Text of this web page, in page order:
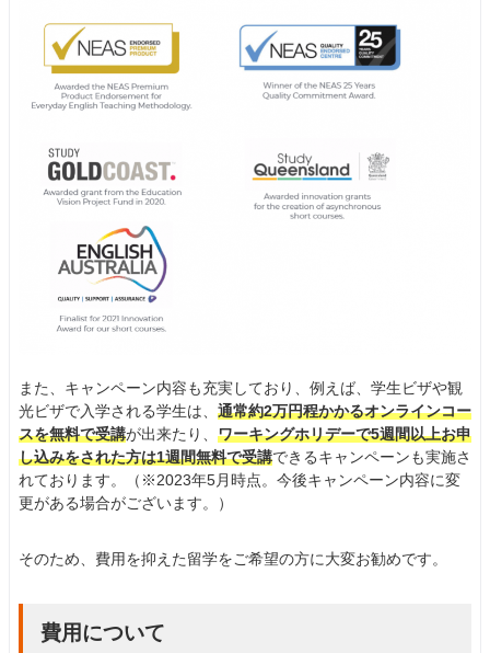
また、キャンペーン内容も充実しており、例えば、学生ビザや観
光ビザで入学される学生は、 通常約2万円程かかるオンラインコー
スを無料で受講が出来たり、 ワーキングホリデーで5週間以上お申
し込みをされた方は1週間無料で受講できるキャンペーンも実施さ
れております。（※2023年5月時点。今後キャンペーン内容に変
更がある場合がございます。）
そのため、費用を抑えた留学をご希望の方に大変お勧めです。
費用について